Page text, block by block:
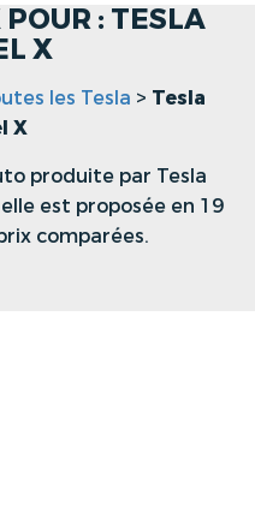
: TESLA
X
les Tesla > Tesla
X
produite par Tesla
est proposée en 19
comparées.